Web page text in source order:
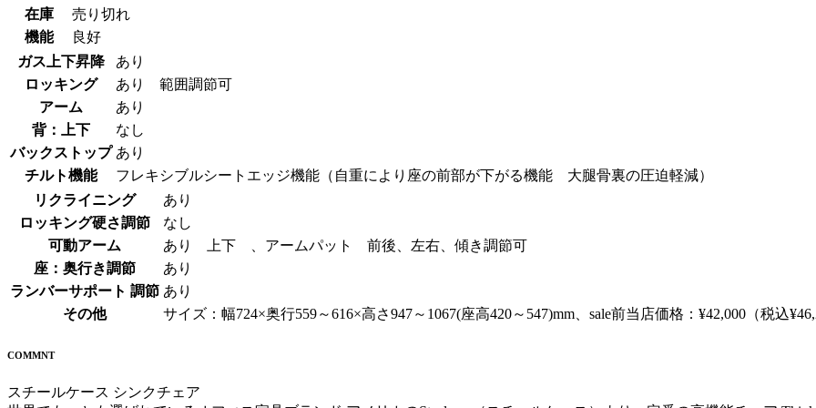
在庫
売り切れ
機能
良好
ガス上下昇降
あり
ロッキング
あり 範囲調節可
アーム
あり
背：上下
なし
バックストップ あり
チルト機能
フレキシブルシートエッジ機能（自重により座の前部が下がる機能 大腿骨裏の圧迫軽減）
リクライニング
あり
ロッキング硬さ調節
なし
可動アーム
あり 上下 、アームパット 前後、左右、傾き調節可
座：奥行き調節
あり
ランバーサポート 調節 あり
その他
サイズ：幅724×奥行559～616×高さ947～1067(座高420～547)mm、sale前当店価格：¥42,000（税込
COMMNT
スチールケース シンクチェア